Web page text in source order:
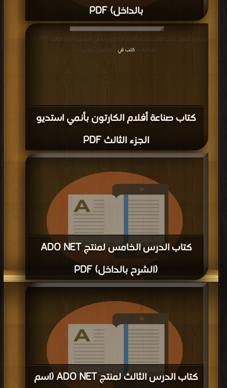
بالداخل) PDF
قراءة و تحميل كتاب كتاب الدرس الرابع لمنتج ADO NET (الشرح بالداخل) PDF مجانا
| مكتبة >كتب في تحميل| التحميل : مرة/مرات
كتاب صناعة أفلام الكارتون بأنمي استديو
الجزء الثالث PDF
| مكتبة > كتب في | التحميل : مرة/مرات
كتاب الدرس الخامس لمنتج ADO NET
(الشرح بالداخل) PDF
قراءة و تحميل كتاب كتاب الدرس الخامس لمنتج ADO NET (الشرح بالداخل) PDF
كتب في مجانا| التحميل : مرة/مرات
كتاب الدرس الثالث لمنتج ADO NET (اسم